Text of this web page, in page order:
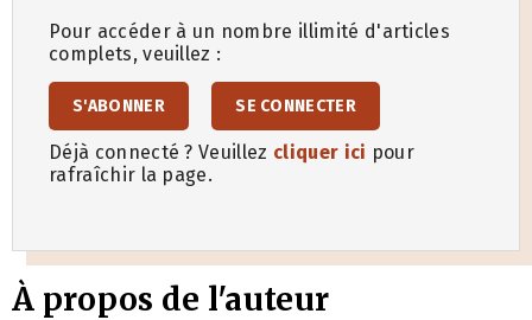
Pour accéder à un nombre illimité d'articles
complets, veuillez :
S'ABONNER SE CONNECTER
Déjà connecté ? Veuillez cliquer ici pour
rafraîchir la page.
À propos de l'auteur